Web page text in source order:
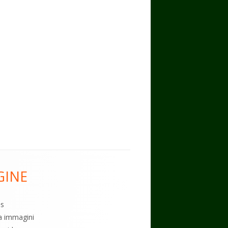
immagini